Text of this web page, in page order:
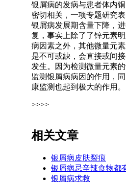
银屑病的发病与患者体内
密切相关，一项专题研究
银屑病发展期含量下降，
复，事实上除了了锌元素
病因素之外，其他微量元
是不可或缺，会直接或间
发生。因为检测微量元素
监测银屑病病因的作用，
康监测也起到极大的作用。
>>>>
相关文章
银屑病皮肤裂痕
银屑病忌辛辣食物都
银屑病求救